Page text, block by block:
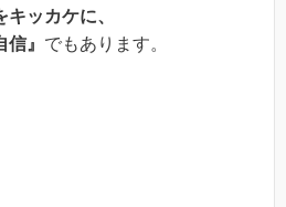
ッカケに、
』 でもあります。